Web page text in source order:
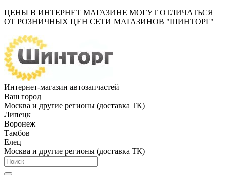
ЦЕНЫ В ИНТЕРНЕТ МАГАЗИНЕ МОГУТ ОТЛИЧАТЬСЯ
ОТ РОЗНИЧНЫХ ЦЕН СЕТИ МАГАЗИНОВ "ШИНТОРГ"
Интернет-магазин автозапчастей
Ваш город
Москва и другие регионы (доставка ТК)
Липецк
Воронеж
Тамбов
Елец
Москва и другие регионы (доставка ТК)